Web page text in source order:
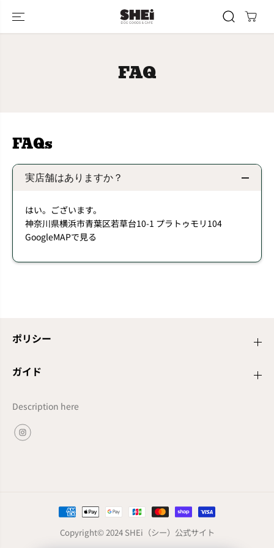
キップします
FAQ
FAQs
実店舗はありますか？
はい。ございます。
神奈川県横浜市青葉区若草台10-1 プラトゥモリ104
GoogleMAPで見る
ポリシー
ガイド
Description here
Copyright© 2024 SHEi（シー）公式サイト